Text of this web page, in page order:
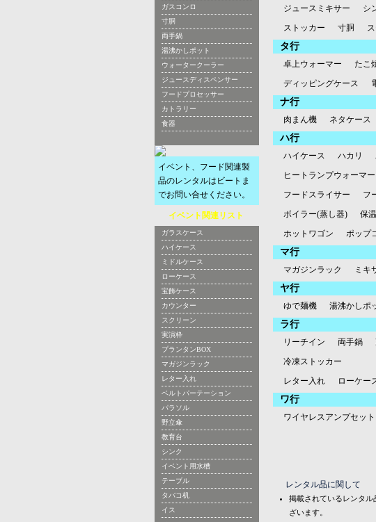
ガスコンロ
寸胴
両手鍋
湯沸かしポット
ウォータークーラー
ジュースディスペンサー
フードプロセッサー
カトラリー
食器
イベント、フード関連製
品のレンタルはビートま
でお問い合せください。
イベント関連リスト
ガラスケース
ハイケース
ミドルケース
ローケース
宝飾ケース
カウンター
スクリーン
実演枠
プランタンBOX
マガジンラック
レター入れ
ベルトパーテーション
パラソル
野立傘
教育台
シンク
イベント用水槽
テーブル
タバコ机
イス
ジュースミキサー
シ
ストッカー
寸胴
タ行
卓上ウォーマー たこ
ディッピングケース
ナ行
肉まん機 ネタケース
ハ行
ハイケース ハカリ
ヒートランプウォーマー
フードスライサー
フ
ボイラー(蒸し器)
保
ホットワゴン
ポップ
マ行
マガジンラック ミキ
ヤ行
ゆで麺機 湯沸かしポ
ラ行
リーチイン 両手鍋
冷凍ストッカー
レター入れ
ローケー
ワ行
ワイヤレスアンプセット
レンタル品に関して
掲載されているレンタ
ざいます。